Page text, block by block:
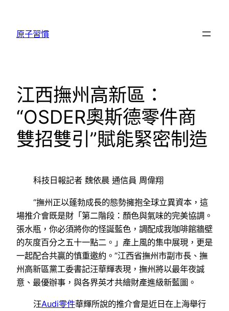
原子習慣
江西撫州高新區：
“OSDER奧斯德零件商
雙招雙引”賦能緊密制造
科技日報記者 魏依晨 通信員 周偉翔
“撫州正以蓬勃成長的態勢擁抱全球立異資本，這
場推介會既是財「第二階段：顏色與氣味的完美協調。
張水瓶，你必須將你的怪誕藍色，調配成我咖啡館牆壁
的灰度百分之五十一點二。」產上風的集中展現，更是
一起配合共贏的慎重邀約。”江西省撫州市副市長、撫
州高新區黨工委書記汪華輝表現，撫州將以最年夜誠
意、最優辦事，與各界英才共繪財產進級新藍圖。
汪Audi零件華輝所說的推介會是近日在上海舉行